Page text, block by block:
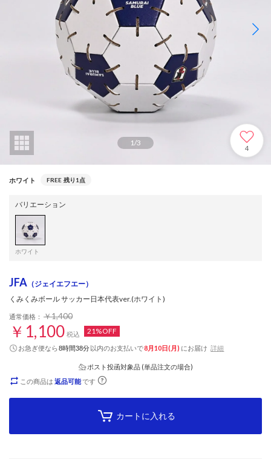
1/3
4
ホワイト FREE 残り1点
バリエーション
ホワイト
JFA （ジェイエフエー）
くみくみボール サッカー日本代表ver.(ホワイト)
通常価格： ￥1,400
￥1,100 税込 21%OFF
お急ぎ便なら8時間38分以内のお支払いで8月10日(月) にお届け 詳細
ポスト投函対象品 (単品注文の場合)
この商品は 返品可能です
カートに入れる